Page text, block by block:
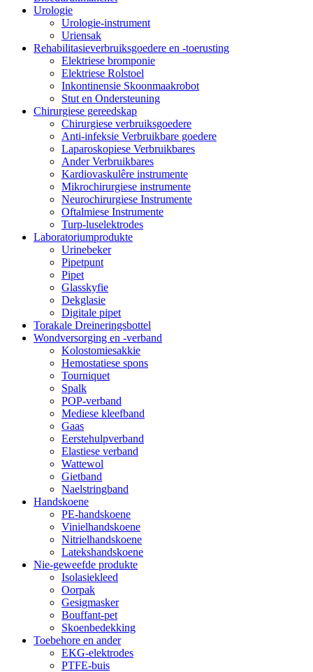
Urologie
Urologie-instrument
Uriensak
Rehabilitasieverbruiksgoedere en -toerusting
Elektriese bromponie
Elektriese Rolstoel
Inkontinensie Skoonmaakrobot
Stut en Ondersteuning
Chirurgiese gereedskap
Chirurgiese verbruiksgoedere
Anti-infeksie Verbruikbare goedere
Laparoskopiese Verbruikbares
Ander Verbruikbares
Kardiovaskulêre instrumente
Mikrochirurgiese instrumente
Neurochirurgiese Instrumente
Oftalmiese Instrumente
Turp-luselektrodes
Laboratoriumprodukte
Urinebeker
Pipetpunt
Pipet
Glasskyfie
Dekglasie
Digitale pipet
Torakale Dreineringsbottel
Wondversorging en -verband
Kolostomiesakkie
Hemostatiese spons
Tourniquet
Spalk
POP-verband
Mediese kleefband
Gaas
Eerstehulpverband
Elastiese verband
Wattewol
Gietband
Naelstringband
Handskoene
PE-handskoene
Vinielhandskoene
Nitrielhandskoene
Latekshandskoene
Nie-geweefde produkte
Isolasiekleed
Oorpak
Gesigmasker
Bouffant-pet
Skoenbedekking
Toebehore en ander
EKG-elektrodes
PTFE-buis